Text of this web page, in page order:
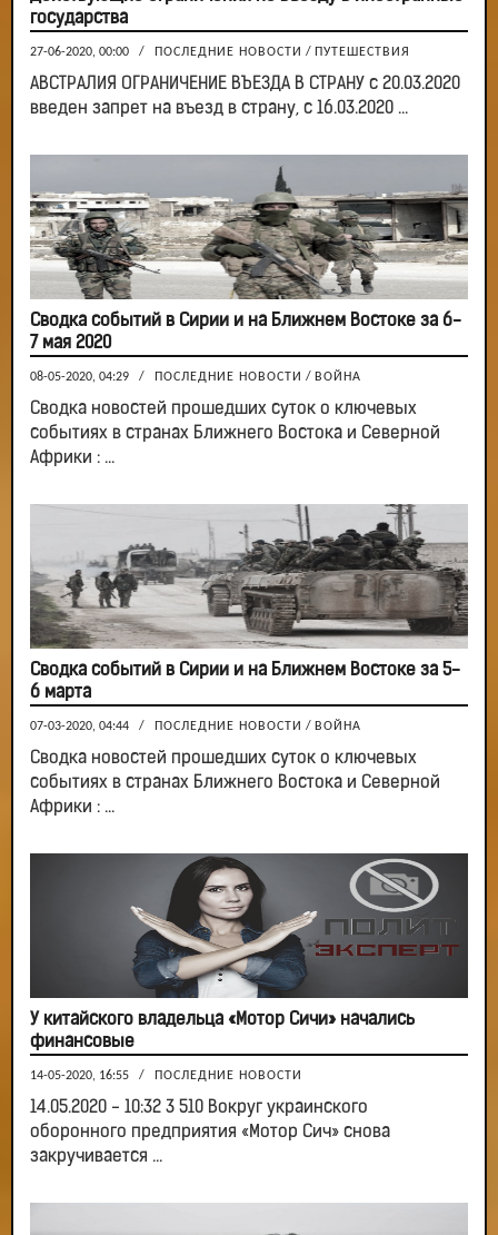
государства
27-06-2020, 00:00 / ПОСЛЕДНИЕ НОВОСТИ / ПУТЕШЕСТВИЯ
АВСТРАЛИЯ ОГРАНИЧЕНИЕ ВЪЕЗДА В СТРАНУ с 20.03.2020
введен запрет на въезд в страну, с 16.03.2020 ...
Сводка событий в Сирии и на Ближнем Востоке за 6-
7 мая 2020
08-05-2020, 04:29 / ПОСЛЕДНИЕ НОВОСТИ / ВОЙНА
Сводка новостей прошедших суток о ключевых
событиях в странах Ближнего Востока и Северной
Африки : ...
Сводка событий в Сирии и на Ближнем Востоке за 5-
6 марта
07-03-2020, 04:44 / ПОСЛЕДНИЕ НОВОСТИ / ВОЙНА
Сводка новостей прошедших суток о ключевых
событиях в странах Ближнего Востока и Северной
Африки : ...
У китайского владельца «Мотор Сичи» начались
финансовые
14-05-2020, 16:55 / ПОСЛЕДНИЕ НОВОСТИ
14.05.2020 - 10:32 3 510 Вокруг украинского
оборонного предприятия «Мотор Сич» снова
закручивается ...